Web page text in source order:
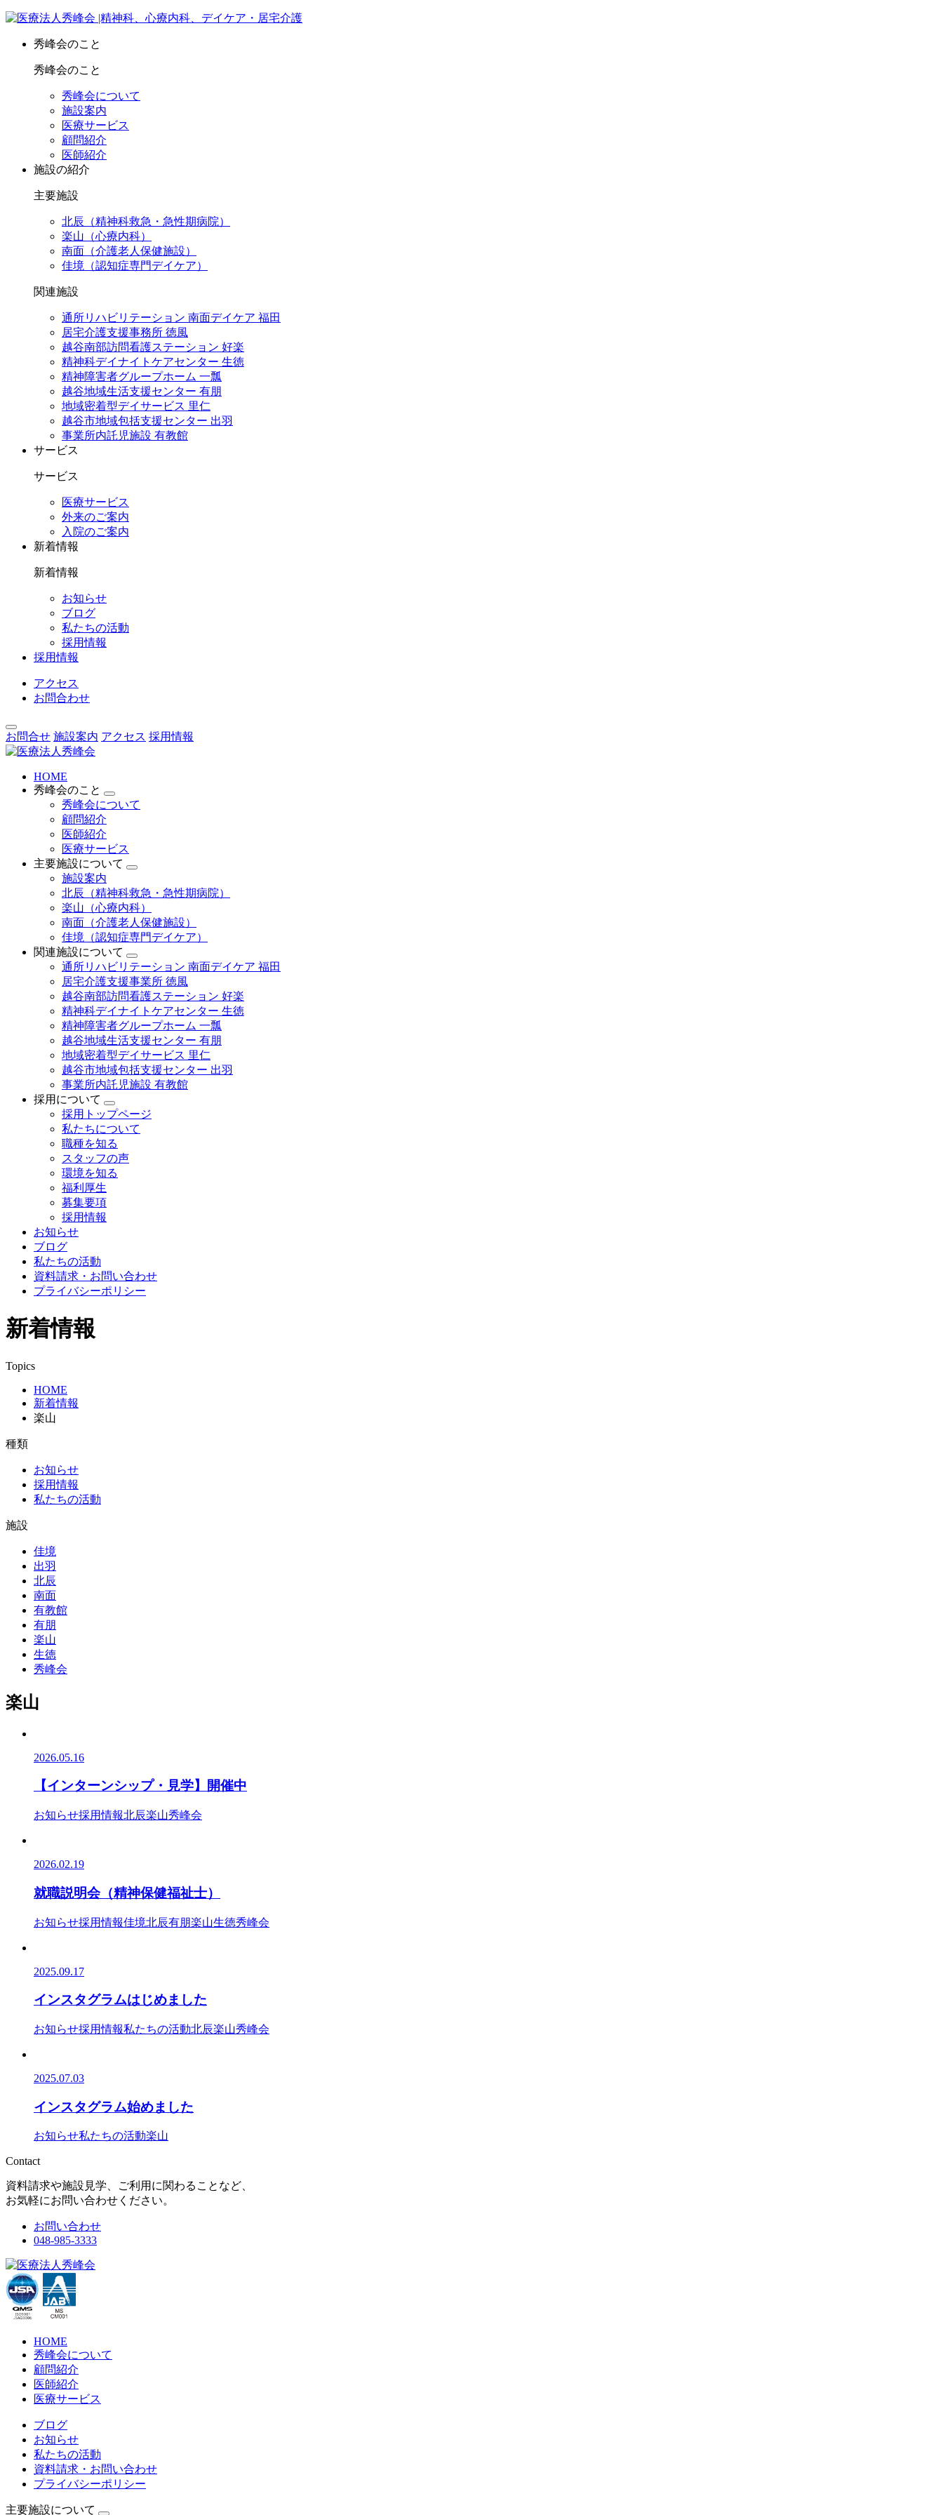
秀峰会のこと
秀峰会のこと
秀峰会について
施設案内
医療サービス
顧問紹介
医師紹介
施設の紹介
主要施設
北辰（精神科救急・急性期病院）
楽山（心療内科）
南面（介護老人保健施設）
佳境（認知症専門デイケア）
関連施設
通所リハビリテーション 南面デイケア 福田
居宅介護支援事務所 徳風
越谷南部訪問看護ステーション 好楽
精神科デイナイトケアセンター 生徳
精神障害者グループホーム 一瓢
越谷地域生活支援センター 有朋
地域密着型デイサービス 里仁
越谷市地域包括支援センター 出羽
事業所内託児施設 有教館
サービス
サービス
医療サービス
外来のご案内
入院のご案内
新着情報
新着情報
お知らせ
ブログ
私たちの活動
採用情報
採用情報
アクセス
お問合わせ
お問合せ 施設案内 アクセス 採用情報
HOME
秀峰会のこと
秀峰会について
顧問紹介
医師紹介
医療サービス
主要施設について
施設案内
北辰（精神科救急・急性期病院）
楽山（心療内科）
南面（介護老人保健施設）
佳境（認知症専門デイケア）
関連施設について
通所リハビリテーション 南面デイケア 福田
居宅介護支援事業所 徳風
越谷南部訪問看護ステーション 好楽
精神科デイナイトケアセンター 生徳
精神障害者グループホーム 一瓢
越谷地域生活支援センター 有朋
地域密着型デイサービス 里仁
越谷市地域包括支援センター 出羽
事業所内託児施設 有教館
採用について
採用トップページ
私たちについて
職種を知る
スタッフの声
環境を知る
福利厚生
募集要項
採用情報
お知らせ
ブログ
私たちの活動
資料請求・お問い合わせ
プライバシーポリシー
新着情報
Topics
HOME
新着情報
楽山
種類
お知らせ
採用情報
私たちの活動
施設
佳境
出羽
北辰
南面
有教館
有朋
楽山
生徳
秀峰会
楽山
2026.05.16
【インターンシップ・見学】開催中
お知らせ採用情報北辰楽山秀峰会
2026.02.19
就職説明会（精神保健福祉士）
お知らせ採用情報佳境北辰有朋楽山生徳秀峰会
2025.09.17
インスタグラムはじめました
お知らせ採用情報私たちの活動北辰楽山秀峰会
2025.07.03
インスタグラム始めました
お知らせ私たちの活動楽山
Contact
資料請求や施設見学、ご利用に関わることなど、
お気軽にお問い合わせください。
お問い合わせ
048-985-3333
HOME
秀峰会について
顧問紹介
医師紹介
医療サービス
ブログ
お知らせ
私たちの活動
資料請求・お問い合わせ
プライバシーポリシー
主要施設について